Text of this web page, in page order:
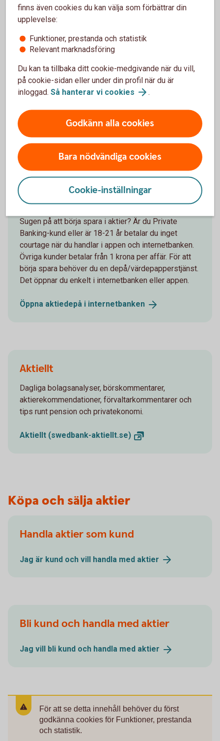
tredje del får du en fördjupning kring hur du kan
minimera riskerna i ditt aktiesparande. Du får även
att prognostisera en akties förväntade
kursutveckling baserat på dess historiska
rörelsemönster.
Van aktiehandlare – tips
Kom igång med aktier!
Öppna aktiedepå och börja spara i
aktier
Sugen på att börja spara i aktier? Är du Private
Banking-kund eller är 18-21 år betalar du inget
courtage när du handlar i appen och internetbanken.
Övriga kunder betalar från 1 krona per affär. För att
börja spara behöver du en depå/värdepapperstjänst.
Det öppnar du enkelt i internetbanken eller appen.
Öppna aktiedepå i internetbanken
Aktiellt
Dagliga bolagsanalyser, börskommentarer,
aktierekommendationer, förvaltarkommentarer och
tips runt pension och privatekonomi.
Aktiellt (swedbank-aktiellt.se)
Köpa och sälja aktier
Handla aktier som kund
Jag är kund och vill handla med aktier
Bli kund och handla med aktier
Jag vill bli kund och handla med aktier
För att se detta innehåll behöver du först
godkänna cookies för Funktioner, prestanda
och statistik.
finns även cookies du kan välja som förbättrar din
upplevelse:
Funktioner, prestanda och statistik
Relevant marknadsföring
Du kan ta tillbaka ditt cookie-medgivande när du vill,
på cookie-sidan eller under din profil när du är
inloggad. Så hanterar vi cookies .
Godkänn alla cookies
Bara nödvändiga cookies
Cookie-inställningar